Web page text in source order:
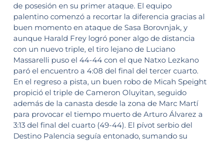
de posesión en su primer ataque. El equipo
palentino comenzó a recortar la diferencia gracias al
buen momento en ataque de Sasa Borovnjak, y
aunque Harald Frey logró poner algo de distancia
con un nuevo triple, el tiro lejano de Luciano
Massarelli puso el 44-44 con el que Natxo Lezkano
paró el encuentro a 4:08 del final del tercer cuarto.
En el regreso a pista, un buen robo de Micah Speight
propició el triple de Cameron Oluyitan, seguido
además de la canasta desde la zona de Marc Martí
para provocar el tiempo muerto de Arturo Álvarez a
3:13 del final del cuarto (49-44). El pívot serbio del
Destino Palencia seguía entonado, sumando su